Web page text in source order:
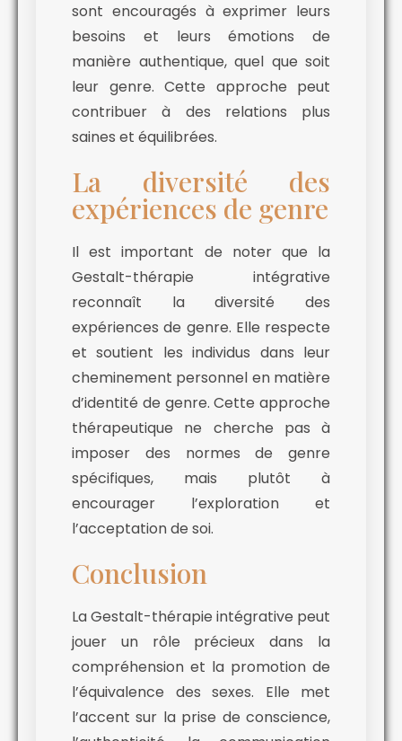
sont encouragés à exprimer leurs
besoins et leurs émotions de
manière authentique, quel que soit
leur genre. Cette approche peut
contribuer à des relations plus
saines et équilibrées.
La diversité des
expériences de genre
Il est important de noter que la
Gestalt-thérapie intégrative
reconnaît la diversité des
expériences de genre. Elle respecte
et soutient les individus dans leur
cheminement personnel en matière
d’identité de genre. Cette approche
thérapeutique ne cherche pas à
imposer des normes de genre
spécifiques, mais plutôt à
encourager l’exploration et
l’acceptation de soi.
Conclusion
La Gestalt-thérapie intégrative peut
jouer un rôle précieux dans la
compréhension et la promotion de
l’équivalence des sexes. Elle met
l’accent sur la prise de conscience,